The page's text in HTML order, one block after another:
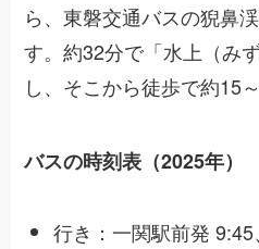
ら、東磐交通バスの猊鼻
す。約32分で「水上（み
し、そこから徒歩で約15
バスの時刻表（2025年）
行き：一関駅前発